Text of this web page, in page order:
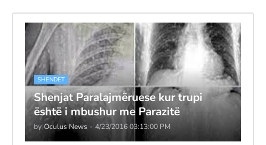
SHENDET
Shenjat Paralajmëruese kur trupi
është i mbushur me Parazitë
by Oculus News - 4/23/2016 03:13:00 PM